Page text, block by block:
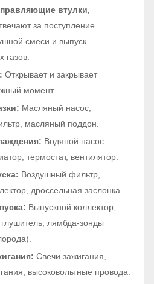
втулки,
за поступление
смеси и выпуск
газов.
Открывает и закрывает
момент.
Масляный насос,
масляный поддон.
Водяной насос
термостат, вентилятор.
Воздушный фильтр,
дроссельная заслонка.
Выпускной коллектор,
глушитель, лямбда-зонды
Свечи зажигания,
высоковольтные провода.